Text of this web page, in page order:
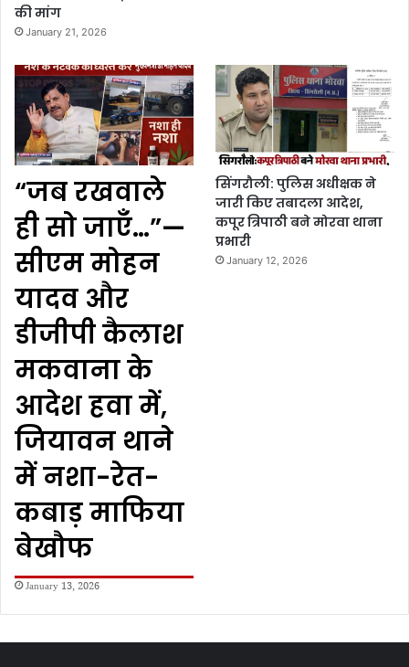
की मांग
January 21, 2026
“जब रखवाले
ही सो जाएँ…”—
सीएम मोहन
यादव और
डीजीपी कैलाश
मकवाना के
आदेश हवा में,
जियावन थाने
में नशा-रेत-
कबाड़ माफिया
बेखौफ
January 13, 2026
सिंगरौली: पुलिस अधीक्षक ने
जारी किए तबादला आदेश,
कपूर त्रिपाठी बने मोरवा थाना
प्रभारी
January 12, 2026